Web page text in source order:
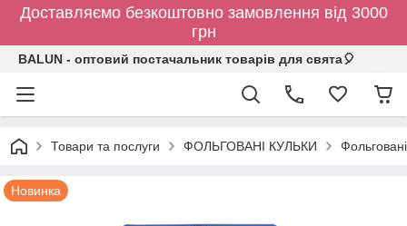
Доставляємо безкоштовно замовлення від 3000
грн
BALUN - оптовий постачальник товарів для свята🎈
Товари та послуги ФОЛЬГОВАНІ КУЛЬКИ
Новинка